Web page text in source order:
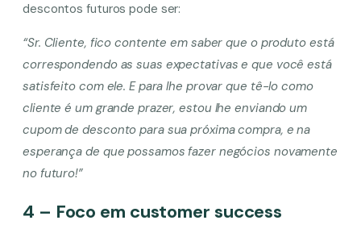
descontos futuros pode ser:
“Sr. Cliente, fico contente em saber que o produto está
correspondendo as suas expectativas e que você está
satisfeito com ele. E para lhe provar que tê-lo como
cliente é um grande prazer, estou lhe enviando um
cupom de desconto para sua próxima compra, e na
esperança de que possamos fazer negócios novamente
no futuro!”
4 – Foco em customer success